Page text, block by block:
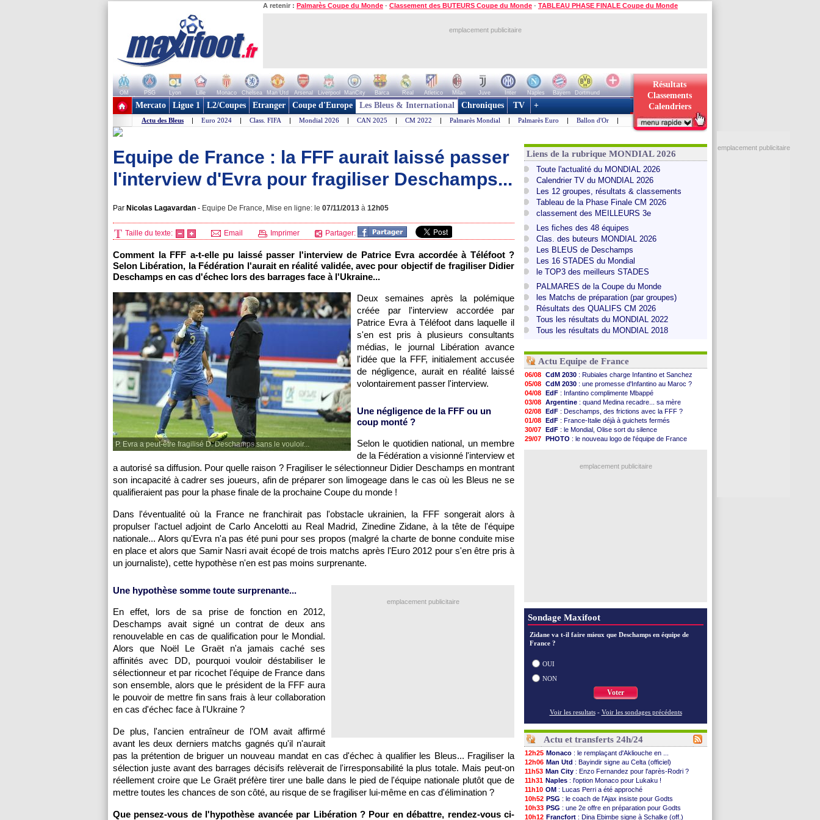
A retenir : Palmarès Coupe du Monde - Classement des BUTEURS Coupe du Monde - TABLEAU PHASE FINALE Coupe du Monde
emplacement publicitaire
OM PSG Lyon Lille Monaco Chelsea Man Utd Arsenal Liverpool ManCity Barca Real Atletico Milan Juve Inter Naples Bayern
Dortmund
+ de clubs
Résultats
Classements
Calendriers
Mercato Ligue 1 L2/Coupes Etranger Coupe d'Europe Les Bleus & International Chroniques TV +
Actu des Bleus | Euro 2024 | Class. FIFA | Mondial 2026 | CAN 2025 | CM 2022 | Palmarès Mondial | Palmarès Euro | Ballon d'Or |
Equipe de France : la FFF aurait laissé passer
l'interview d'Evra pour fragiliser Deschamps...
Par Nicolas Lagavardan - Equipe De France, Mise en ligne: le 07/11/2013 à 12h05
Taille du texte: Email Imprimer Partager:
Comment la FFF a-t-elle pu laissé passer l'interview de Patrice Evra accordée à Téléfoot ?
Selon Libération, la Fédération l'aurait en réalité validée, avec pour objectif de fragiliser Didier
Deschamps en cas d'échec lors des barrages face à l'Ukraine...
P. Evra a peut-être fragilisé D. Deschamps sans le vouloir...
Deux semaines après la polémique
créée par l'interview accordée par
Patrice Evra à Téléfoot dans laquelle il
s'en est pris à plusieurs consultants
médias, le journal Libération avance
l'idée que la FFF, initialement accusée
de négligence, aurait en réalité laissé
volontairement passer l'interview.
Une négligence de la FFF ou un
coup monté ?
Selon le quotidien national, un membre
de la Fédération a visionné l'interview et
a autorisé sa diffusion. Pour quelle raison ? Fragiliser le sélectionneur Didier Deschamps en montrant
son incapacité à cadrer ses joueurs, afin de préparer son limogeage dans le cas où les Bleus ne se
qualifieraient pas pour la phase finale de la prochaine Coupe du monde !
Dans l'éventualité où la France ne franchirait pas l'obstacle ukrainien, la FFF songerait alors à
propulser l'actuel adjoint de Carlo Ancelotti au Real Madrid, Zinedine Zidane, à la tête de l'équipe
nationale... Alors qu'Evra n'a pas été puni pour ses propos (malgré la charte de bonne conduite mise
en place et alors que Samir Nasri avait écopé de trois matchs après l'Euro 2012 pour s'en être pris à
un journaliste), cette hypothèse n'en est pas moins surprenante.
emplacement publicitaire
Une hypothèse somme toute surprenante...
En effet, lors de sa prise de fonction en 2012,
Deschamps avait signé un contrat de deux ans
renouvelable en cas de qualification pour le Mondial.
Alors que Noël Le Graët n'a jamais caché ses
affinités avec DD, pourquoi vouloir déstabiliser le
sélectionneur et par ricochet l'équipe de France dans
son ensemble, alors que le président de la FFF aura
le pouvoir de mettre fin sans frais à leur collaboration
en cas d'échec face à l'Ukraine ?
De plus, l'ancien entraîneur de l'OM avait affirmé
avant les deux derniers matchs gagnés qu'il n'aurait
pas la prétention de briguer un nouveau mandat en cas d'échec à qualifier les Bleus... Fragiliser la
sélection juste avant des barrages décisifs relèverait de l'irresponsabilité la plus totale. Mais peut-on
réellement croire que Le Graët préfère tirer une balle dans le pied de l'équipe nationale plutôt que de
mettre toutes les chances de son côté, au risque de se fragiliser lui-même en cas d'élimination ?
Que pensez-vous de l'hypothèse avancée par Libération ? Pour en débattre, rendez-vous ci-
Liens de la rubrique MONDIAL 2026
Toute l'actualité du MONDIAL 2026
Calendrier TV du MONDIAL 2026
Les 12 groupes, résultats & classements
Tableau de la Phase Finale CM 2026
classement des MEILLEURS 3e
Les fiches des 48 équipes
Clas. des buteurs MONDIAL 2026
Les BLEUS de Deschamps
Les 16 STADES du Mondial
le TOP3 des meilleurs STADES
PALMARES de la Coupe du Monde
les Matchs de préparation (par groupes)
Résultats des QUALIFS CM 2026
Tous les résultats du MONDIAL 2022
Tous les résultats du MONDIAL 2018
Actu Equipe de France
06/08 CdM 2030 : Rubiales charge Infantino et Sanchez
05/08 CdM 2030 : une promesse d'Infantino au Maroc ?
04/08 EdF : Infantino complimente Mbappé
03/08 Argentine : quand Medina recadre... sa mère
02/08 EdF : Deschamps, des frictions avec la FFF ?
01/08 EdF : France-Italie déjà à guichets fermés
30/07 EdF : le Mondial, Olise sort du silence
29/07 PHOTO : le nouveau logo de l'équipe de France
: Zidane pense déjà à un retour de Mendy
emplacement publicitaire
Sondage Maxifoot
Zidane va t-il faire mieux que Deschamps en équipe de
France ?
OUI
NON
Voter
Voir les resultats - Voir les sondages précédents
Actu et transferts 24h/24
12h25 Monaco : le remplaçant d'Akliouche en ...
12h06 Man Utd : Bayindir signe au Celta (officiel)
11h53 Man City : Enzo Fernandez pour l'après-Rodri ?
11h31 Naples : l'option Monaco pour Lukaku !
11h10 OM : Lucas Perri a été approché
10h52 PSG : le coach de l'Ajax insiste pour Godts
10h33 PSG : une 2e offre en préparation pour Godts
10h12 Francfort : Dina Ebimbe signe à Schalke (off.)
emplacement publicitaire